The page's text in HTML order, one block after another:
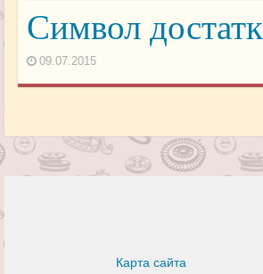
Символ
09.07.2015
Карта сайта